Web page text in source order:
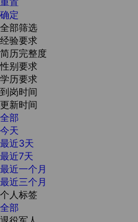
确定
全部筛选
经验要求
简历完整度
性别要求
学历要求
到岗时间
更新时间
全部
今天
最近3天
最近7天
最近一个月
最近三个月
个人标签
全部